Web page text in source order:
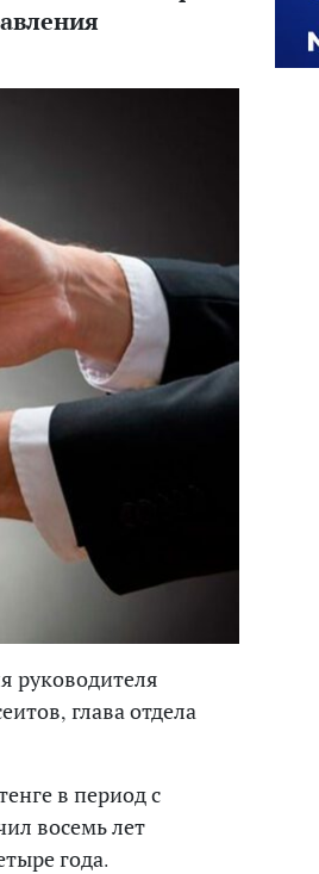
руководителя
глава отдела
в период с
восемь лет
года.